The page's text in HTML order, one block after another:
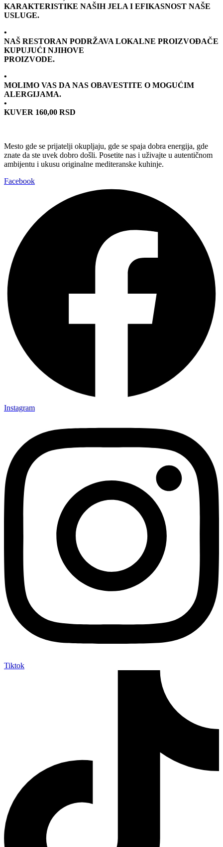
KARAKTERISTIKE NAŠIH JELA I EFIKASNOST NAŠE
USLUGE.
•
NAŠ RESTORAN PODRŽAVA LOKALNE PROIZVOĐAČE
KUPUJUĆI NJIHOVE
PROIZVODE.
•
MOLIMO VAS DA NAS OBAVESTITE O MOGUĆIM
ALERGIJAMA.
•
KUVER 160,00 RSD
Mesto gde se prijatelji okupljaju, gde se spaja dobra energija, gde
znate da ste uvek dobro došli. Posetite nas i uživajte u autentičnom
ambijentu i ukusu originalne mediteranske kuhinje.
Facebook
Instagram
Tiktok